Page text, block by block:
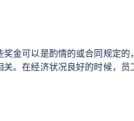
金可以是酌情的或合同规定
。在经济状况良好的时候，